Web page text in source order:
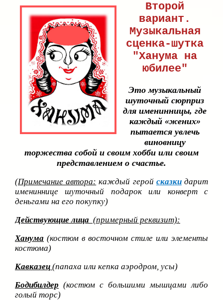
Второй
вариант.
Музыкальная
сценка-шутка
"Ханума на
юбилее"
Это музыкальный
шуточный сюрприз
для именинницы, где
каждый «жених»
пытается увлечь
виновницу
торжества собой и своим хобби или своим
представлением о счастье.
(Примечание автора: каждый герой сказкидарит
имениннице шуточный подарок или конверт с
деньгами на его покупку)
Действующие лица (примерный реквизит):
Ханума (костюм в восточном стиле или элементы
костюма)
Кавказец (папаха или кепка аэродром, усы)
Бодибилдер (костюм с большими мышцами либо
голый торс)